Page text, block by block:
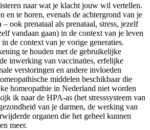
naar wat je klacht jouw wil vertellen.
en te horen, evenals de achtergrond van je
ook prenataal als prenataal, stress, jezelf
vandaan gaan) in de context van je leven
de context van je vorige generaties.
te houden met de gebruikelijke
inwerking van vaccinaties, erfelijke
verstoringen en andere invloeden
middelen beschikbaar die
homeopathie in Nederland niet worden
ik naar de HPA-as (het stresssysteem van
van je darmen, de werking van
organen die het geheel kunnen
meer.